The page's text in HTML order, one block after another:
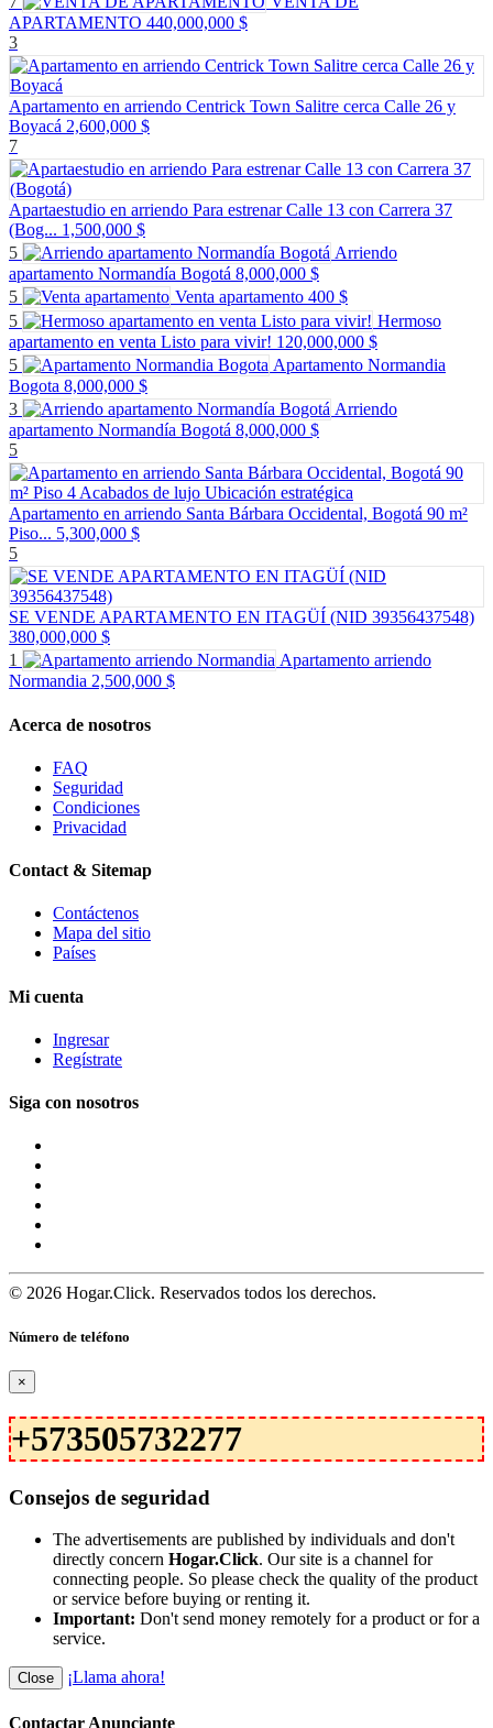
APARTAMENTO 440,000,000 $
3
Apartamento en arriendo Centrick Town Salitre cerca Calle 26 y
Boyacá 2,600,000 $
7
Apartaestudio en arriendo Para estrenar Calle 13 con Carrera 37
(Bog... 1,500,000 $
5
Arriendo
apartamento Normandía Bogotá 8,000,000 $
5
Venta apartamento 400 $
5
Hermoso
apartamento en venta Listo para vivir! 120,000,000 $
5
Apartamento Normandia
Bogota 8,000,000 $
3
Arriendo
apartamento Normandía Bogotá 8,000,000 $
5
Apartamento en arriendo Santa Bárbara Occidental, Bogotá 90 m²
Piso... 5,300,000 $
5
SE VENDE APARTAMENTO EN ITAGÜÍ (NID 39356437548)
380,000,000 $
1
Apartamento arriendo
Normandia 2,500,000 $
Acerca de nosotros
FAQ
Seguridad
Condiciones
Privacidad
Contact & Sitemap
Contáctenos
Mapa del sitio
Países
Mi cuenta
Ingresar
Regístrate
Siga con nosotros
© 2026 Hogar.Click. Reservados todos los derechos.
Número de teléfono
×
+573505732277
Consejos de seguridad
The advertisements are published by individuals and don't
directly concern Hogar.Click. Our site is a channel for
connecting people. So please check the quality of the product
or service before buying or renting it.
Important: Don't send money remotely for a product or for a
service.
Close ¡Llama ahora!
Contactar Anunciante